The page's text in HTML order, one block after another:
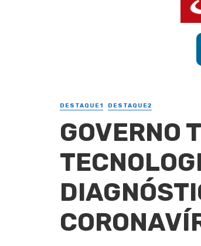
DESTAQUE1 DESTAQUE2
GOVERNO